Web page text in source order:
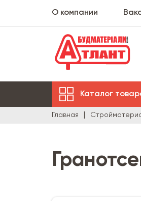
О компании
Каталог
Главная